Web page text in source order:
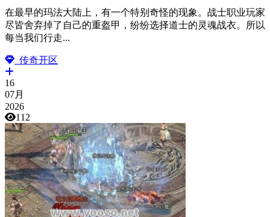
在最早的玛法大陆上，有一个特别奇怪的现象。战士职业玩家
尽皆舍弃掉了自己的重盔甲，纷纷选择道士的灵魂战衣。所以
每当我们行走...
传奇开区
16
07月
2026
112